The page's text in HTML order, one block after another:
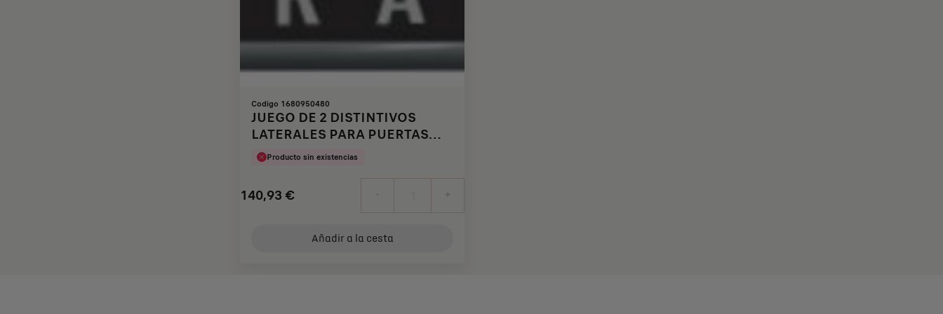
Codigo 1680950480
JUEGO DE 2 DISTINTIVOS
LATERALES PARA PUERTAS
DELANTERAS - OPERA
Producto sin existencias
140,93 € - +
Añadir a la cesta